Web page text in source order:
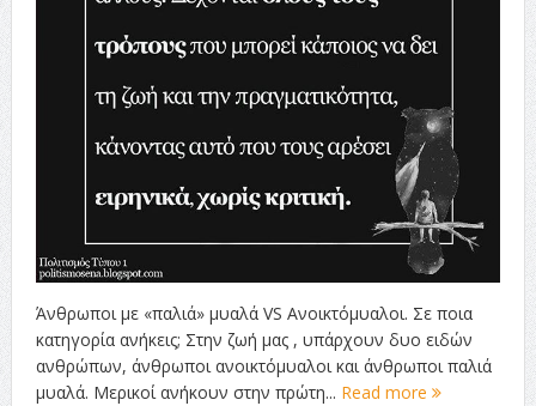
Άνθρωποι με «παλιά» μυαλά VS Ανοικτόμυαλοι. Σε ποια
κατηγορία ανήκεις; Στην ζωή μας , υπάρχουν δυο ειδών
ανθρώπων, άνθρωποι ανοικτόμυαλοι και άνθρωποι παλιά
μυαλά. Μερικοί ανήκουν στην πρώτη... Read more